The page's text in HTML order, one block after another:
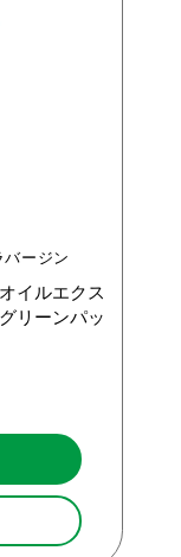
ージン
イルエクス
リーンパッ